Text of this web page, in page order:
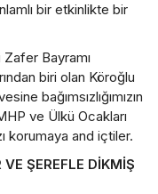
bir etkinlikte bir
Bayramı
biri olan Köroğlu
bağımsızlığımızın
ve Ülkü Ocakları
korumaya and içtiler.
ŞEREFLE DİKMİŞ